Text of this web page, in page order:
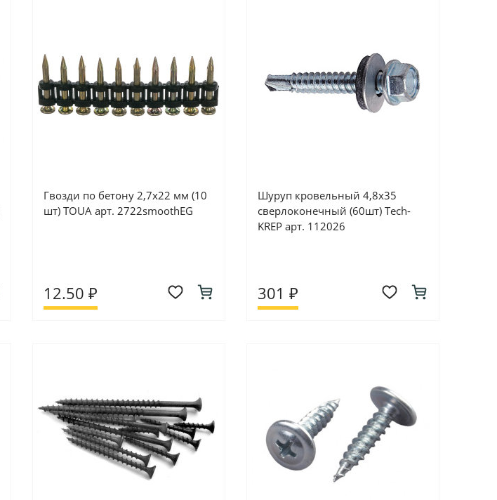
Гвозди по бетону 2,7х22 мм (10
шт) TOUA арт. 2722smoothEG
12.50 ₽
Шуруп кровельный 4,8х35
сверлоконечный (60шт) Tech-
KREP арт. 112026
301 ₽